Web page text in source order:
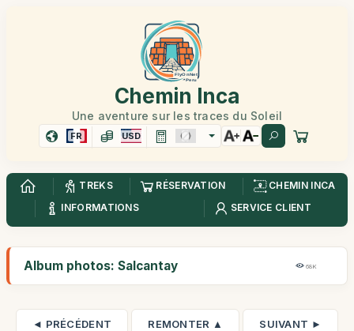
Chemin Inca
Une aventure sur les traces du Soleil
FR USD
TREKS RÉSERVATION
CHEMIN INCA
INFORMATIONS
SERVICE CLIENT
Album photos: Salcantay 68K
◄ PRÉCÉDENT REMONTER ▲ SUIVANT ►